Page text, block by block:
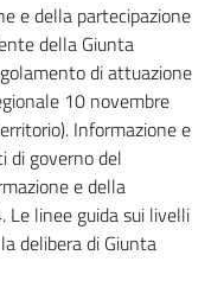
e della partecipazione
della Giunta
di attuazione
10 novembre
Informazione e
di governo del
e della
Le linee guida sui livelli
delibera di Giunta